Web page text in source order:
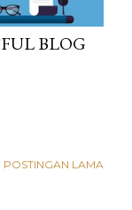
BLOG
POSTINGAN LAMA